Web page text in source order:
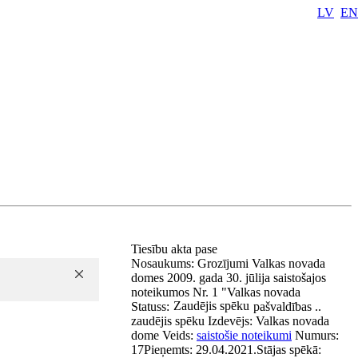
LV EN
Tiesību akta pase
Nosaukums: Grozījumi Valkas novada
domes 2009. gada 30. jūlija saistošajos
noteikumos Nr. 1 "Valkas novada
pašvaldības ..
Statuss: Zaudējis spēku
zaudējis spēku Izdevējs: Valkas novada
dome Veids: saistošie noteikumi Numurs:
17Pieņemts: 29.04.2021.Stājas spēkā: